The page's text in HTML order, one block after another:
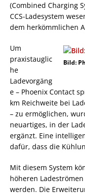
(Combined Charging
CCS-Ladesystem
dem herkömmlichen
Bild:
Um
praxistauglic
he
Ladevorgäng
e – Phoenix Contact
km Reichweite bei
– zu ermöglichen,
neuartiges, in der
ergänzt. Eine
dafür, dass die
Mit diesem System
höheren
werden. Die